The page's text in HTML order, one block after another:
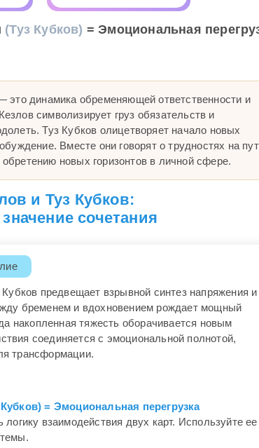
(Туз Кубков) = Эмоциональная
динамика обременяющей ответственности и
символизирует груз обязательств и
Туз Кубков олицетворяет начало новых
Вместе они говорят о трудностях на
новых горизонтов в личной сфере.
и Туз Кубков:
сочетания
предвещает взрывной синтез напряжения и
бременем и вдохновением рождает мощный
накопленная тяжесть оборачивается новым
соединяется с эмоциональной полнотой,
трансформации.
= Эмоциональная перегрузка
взаимодействия двух карт. Используйте ее